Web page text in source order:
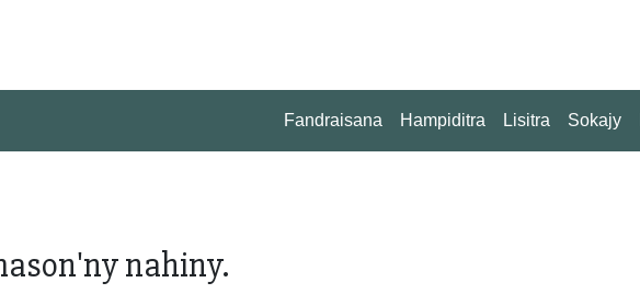
Fandraisana Hampiditra Lisitra Sokajy
nahiny.